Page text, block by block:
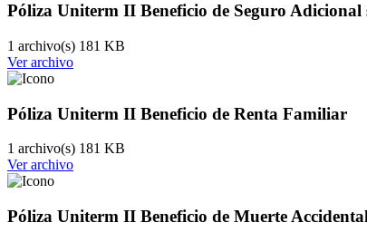
Póliza Uniterm II Beneficio de Seguro
1 archivo(s) 181 KB
Ver archivo
Póliza Uniterm II Beneficio de Renta Familiar
1 archivo(s) 181 KB
Ver archivo
Póliza Uniterm II Beneficio de Muerte Accidental